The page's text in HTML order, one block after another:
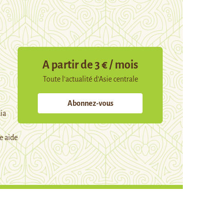
aide
A partir de 3 € / mois
Toute l’actualité d’Asie centrale
Abonnez-vous